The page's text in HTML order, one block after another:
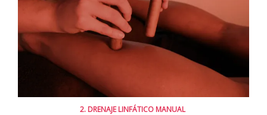
2. DRENAJE LINFÁTICO MANUAL